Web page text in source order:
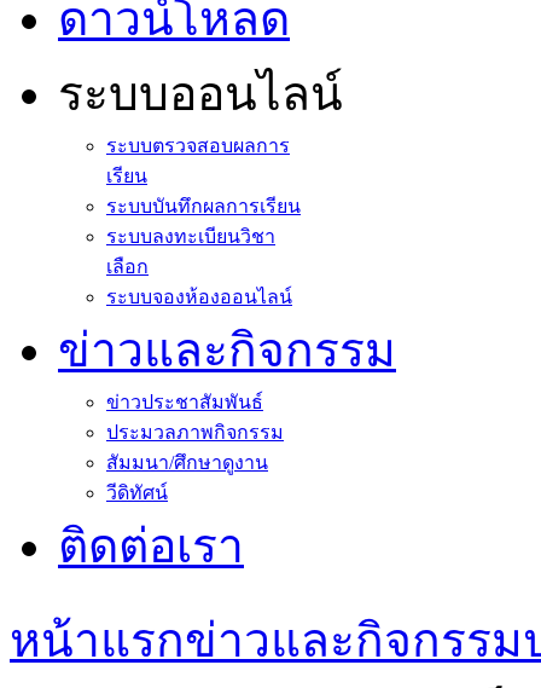
ดาวน์โหลด
ระบบออนไลน์
ระบบตรวจสอบผลการ
เรียน
ระบบบันทึกผลการเรียน
ระบบลงทะเบียนวิชา
เลือก
ระบบจองห้องออนไลน์
ข่าวและกิจกรรม
ข่าวประชาสัมพันธ์
ประมวลภาพกิจกรรม
สัมมนา/ศึกษาดูงาน
วีดิทัศน์
ติดต่อเรา
หน้าแรกข่าวและกิจกรรม